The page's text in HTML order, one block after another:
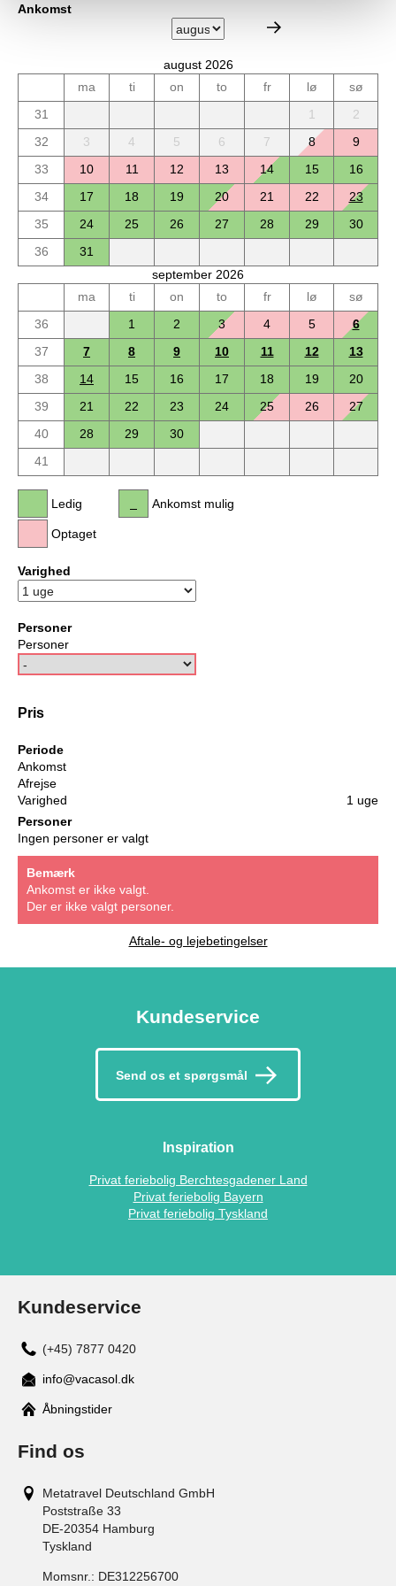
Ankomst
august 2026
ma
ti on to fr lø
sø
31
1
2
32
3 4 5 6 7 8
9
33
10 11 12 13 14 15
16
34
17 18 19 20 21 22
23
35
24 25 26 27 28 29
30
36
31
september 2026
ma
ti on to fr lø
sø
36
1 2 3 4 5
6
37
7 8 9 10 11 12
13
38
14 15 16 17 18 19
20
39
21 22 23 24 25 26
27
40
28 29
30
41
Ledig
Optaget
Ankomst mulig
Varighed
Personer
Personer
Pris
Periode
Ankomst
Afrejse
Varighed
1 uge
Personer
Ingen personer er valgt
Bemærk
Ankomst er ikke valgt.
Der er ikke valgt personer.
Aftale- og lejebetingelser
Kundeservice
Send os et spørgsmål
Inspiration
Privat feriebolig Berchtesgadener Land
Privat feriebolig Bayern
Privat feriebolig Tyskland
Kundeservice
(+45) 7877 0420
info@vacasol.dk
Åbningstider
Find os
Metatravel Deutschland GmbH
Poststraße 33
DE-20354 Hamburg
Tyskland
Momsnr.: DE312256700